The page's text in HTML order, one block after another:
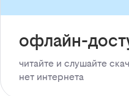
офлайн-
читайте и слушайте
нет интернета